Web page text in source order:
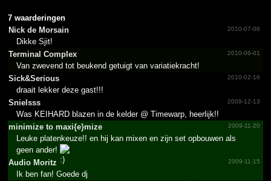
7 waarderingen
Nick de Morsain
2010-07-06
Dikke Sjit!
Terminal Complex
2010-06-01
Van zwevend tot beukend getuigt van variatiekracht!
Sick&Serious
2010-02-16
draait lekker deze gast!!!
Snielsss
2009-12-13
Was KEIHARD blazen in de kelder @ Timewarp, heerlijk!!
minimize to maxi{e}mize
2009-11-20
Leuke platenkeuze!! en hij kan mixen en zijn set opbouwen als
geen ander!
Audio Moritz
2009-11-15
Ik ben fan! Goede dj